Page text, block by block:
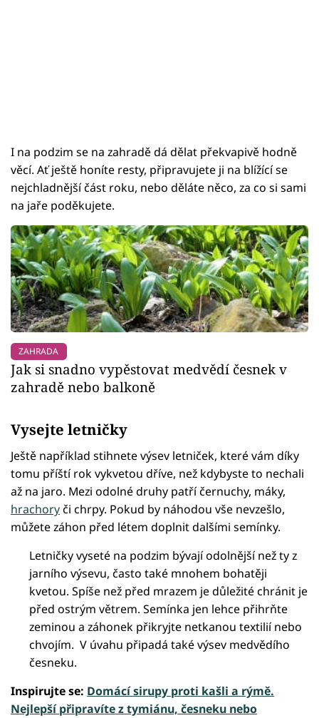
I na podzim se na zahradě dá dělat překvapivě hodně
věcí. Ať ještě honíte resty, připravujete ji na blížící se
nejchladnější část roku, nebo děláte něco, za co si sami
na jaře poděkujete.
ZAHRADA
Jak si snadno vypěstovat medvědí česnek v
zahradě nebo balkoně
Vysejte letničky
Ještě například stihnete výsev letniček, které vám díky
tomu příští rok vykvetou dříve, než kdybyste to nechali
až na jaro. Mezi odolné druhy patří černuchy, máky,
hrachoryči chrpy. Pokud by náhodou vše nevzešlo,
můžete záhon před létem doplnit dalšími semínky.
Letničky vyseté na podzim bývají odolnější než ty z
jarního výsevu, často také mnohem bohatěji
kvetou. Spíše než před mrazem je důležité chránit je
před ostrým větrem. Semínka jen lehce přihrňte
zeminou a záhonek přikryjte netkanou textilií nebo
chvojím. V úvahu připadá také výsev medvědího
česneku.
Inspirujte se: Domácí sirupy proti kašli a rýmě.
Nejlepší připravíte z tymiánu, česneku nebo